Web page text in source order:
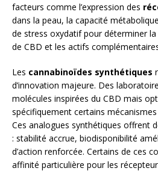
facteurs comme l’expression des
dans la peau, la capacité
de stress oxydatif pour déterminer
de CBD et les actifs
Les cannabinoïdes synthétiques
d’innovation majeure. Des
molécules inspirées du CBD mais
spécifiquement certains
Ces analogues synthétiques offrent
: stabilité accrue, biodisponibilité
d’action renforcée. Certains de ces
affinité particulière pour les